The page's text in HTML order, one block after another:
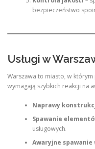
bezpieczeństwo
Usługi w
Warszawa to miasto, w
wymagają szybkich reakcji na
Naprawy
Spawanie
usługowych.
Awaryjne spawanie